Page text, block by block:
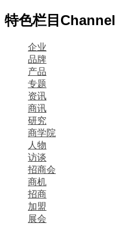
特色栏目 Channel
企业
品牌
产品
专题
资讯
商讯
研究
商学院
人物
访谈
招商会
商机
招商
加盟
展会